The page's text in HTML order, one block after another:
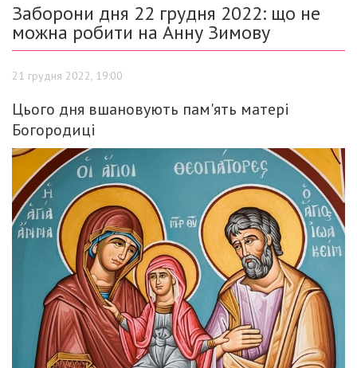
Заборони дня 22 грудня 2022: що не
можна робити на Анну Зимову
21 грудня 2022, 19:00
Цього дня вшановують пам'ять матері
Богородиці